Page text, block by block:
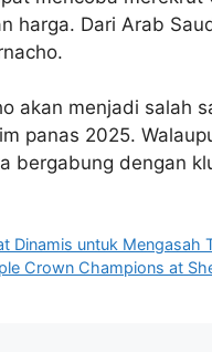
harga. Dari Arab
akan menjadi salah
panas 2025.
bergabung dengan
Dinamis untuk Mengasah
Crown Champions at